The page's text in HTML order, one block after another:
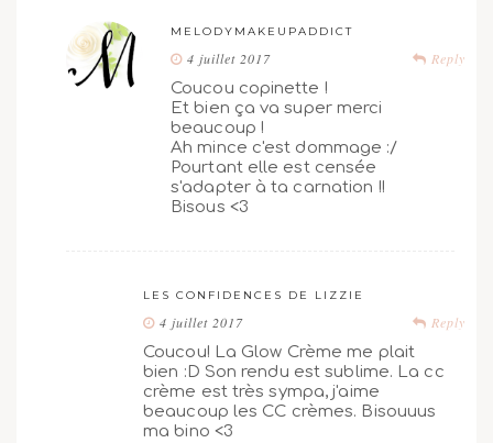
MELODYMAKEUPADDICT
Reply
4 juillet 2017
Coucou copinette !
Et bien ça va super merci
beaucoup !
Ah mince c'est dommage :/
Pourtant elle est censée
s'adapter à ta carnation !!
Bisous <3
LES CONFIDENCES DE LIZZIE
Reply
4 juillet 2017
Coucou! La Glow Crème me plait
bien :D Son rendu est sublime. La cc
crème est très sympa, j'aime
beaucoup les CC crèmes. Bisouuus
ma bino <3